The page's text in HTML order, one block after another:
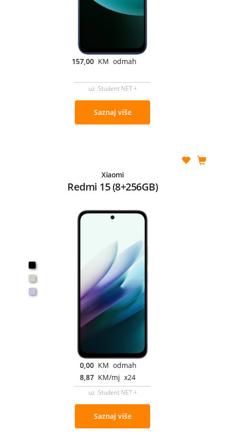
157,00 KM odmah
uz Student NET +
Saznaj više
Xiaomi
Redmi 15 (8+256GB)
0,00 KM odmah
8,87 KM/mj x24
uz Student NET +
Saznaj više